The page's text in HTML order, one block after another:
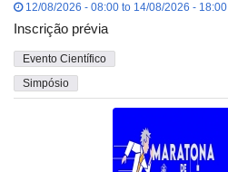
12/08/2026 - 08:00 to 14/08/2026 - 18:00
Inscrição prévia
Evento Científico
Simpósio